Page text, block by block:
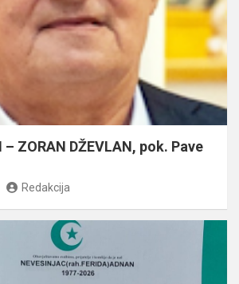
– ZORAN DŽEVLAN, pok. Pave
Redakcija